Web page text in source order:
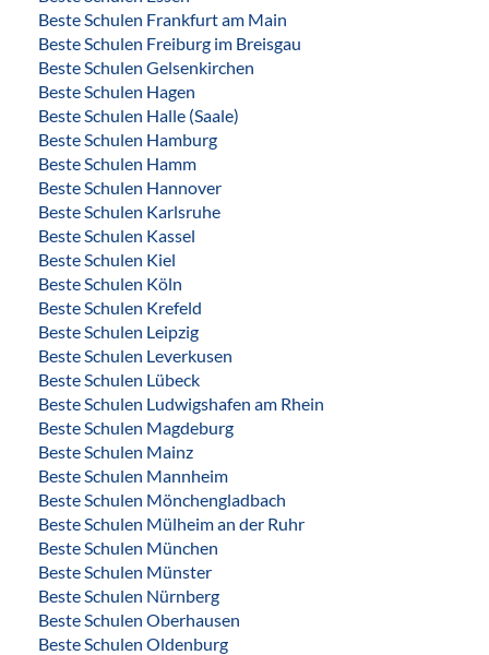
Beste Schulen Frankfurt am Main
Beste Schulen Freiburg im Breisgau
Beste Schulen Gelsenkirchen
Beste Schulen Hagen
Beste Schulen Halle (Saale)
Beste Schulen Hamburg
Beste Schulen Hamm
Beste Schulen Hannover
Beste Schulen Karlsruhe
Beste Schulen Kassel
Beste Schulen Kiel
Beste Schulen Köln
Beste Schulen Krefeld
Beste Schulen Leipzig
Beste Schulen Leverkusen
Beste Schulen Lübeck
Beste Schulen Ludwigshafen am Rhein
Beste Schulen Magdeburg
Beste Schulen Mainz
Beste Schulen Mannheim
Beste Schulen Mönchengladbach
Beste Schulen Mülheim an der Ruhr
Beste Schulen München
Beste Schulen Münster
Beste Schulen Nürnberg
Beste Schulen Oberhausen
Beste Schulen Oldenburg